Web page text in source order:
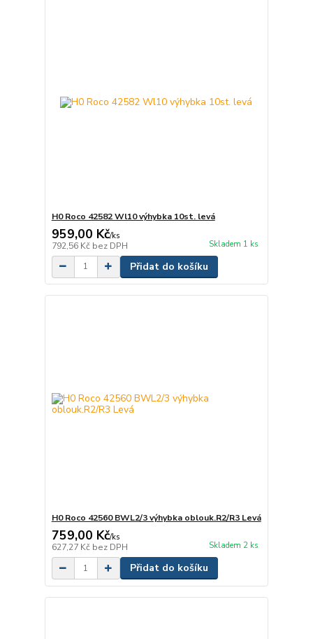
H0 Roco 42582 Wl10 výhybka 10st. levá
959,00 Kč/ks
792,56 Kč bez DPH Skladem 1 ks
Přidat do košíku
H0 Roco 42560 BWL2/3 výhybka oblouk.R2/R3 Levá
759,00 Kč/ks
627,27 Kč bez DPH Skladem 2 ks
Přidat do košíku